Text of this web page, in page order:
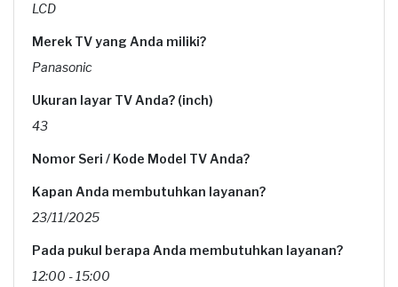
LCD
Merek TV yang Anda miliki?
Panasonic
Ukuran layar TV Anda? (inch)
43
Nomor Seri / Kode Model TV Anda?
Kapan Anda membutuhkan layanan?
23/11/2025
Pada pukul berapa Anda membutuhkan layanan?
12:00 - 15:00